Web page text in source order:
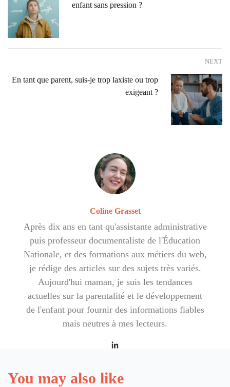
enfant sans pression ?
NEXT
En tant que parent, suis-je trop laxiste ou trop
exigeant ?
Coline Grasset
Après dix ans en tant qu'assistante administrative
puis professeur documentaliste de l'Éducation
Nationale, et des formations aux métiers du web,
je rédige des articles sur des sujets très variés.
Aujourd'hui maman, je suis les tendances
actuelles sur la parentalité et le développement
de l'enfant pour fournir des informations fiables
mais neutres à mes lecteurs.
You may also like